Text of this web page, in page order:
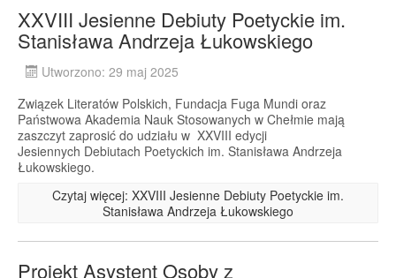
XXVIII Jesienne Debiuty Poetyckie im.
Stanisława Andrzeja Łukowskiego
Utworzono: 29 maj 2025
Związek Literatów Polskich, Fundacja Fuga Mundi oraz
Państwowa Akademia Nauk Stosowanych w Chełmie mają
zaszczyt zaprosić do udziału w XXVIII edycji
Jesiennych Debiutach Poetyckich im. Stanisława Andrzeja
Łukowskiego.
Czytaj więcej: XXVIII Jesienne Debiuty Poetyckie im.
Stanisława Andrzeja Łukowskiego
Projekt Asystent Osoby z